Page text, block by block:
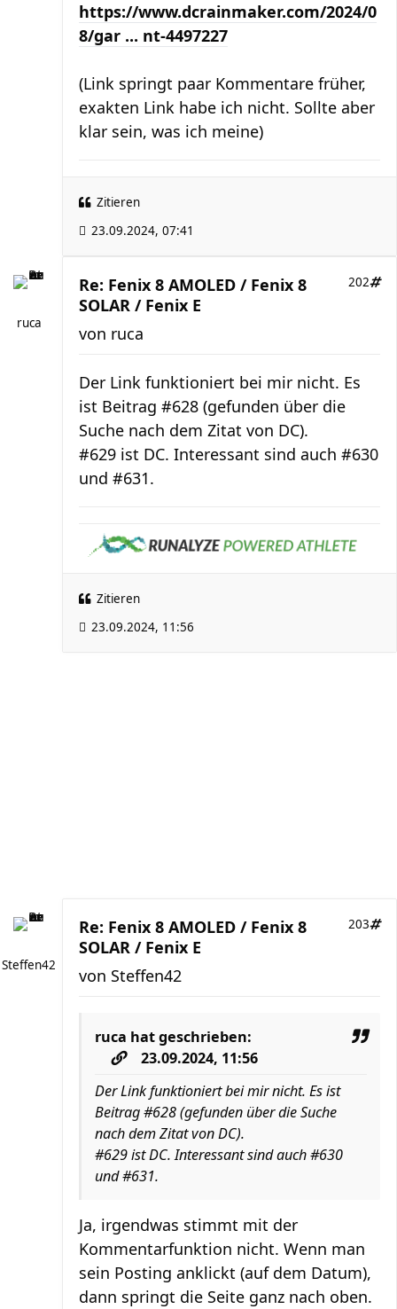
https://www.dcrainmaker.com/2024/0
8/gar ... nt-4497227
(Link springt paar Kommentare früher,
exakten Link habe ich nicht. Sollte aber
klar sein, was ich meine)
Zitieren
23.09.2024, 07:41
ruca
Re: Fenix 8 AMOLED / Fenix 8
SOLAR / Fenix E
202
von ruca
Der Link funktioniert bei mir nicht. Es
ist Beitrag #628 (gefunden über die
Suche nach dem Zitat von DC).
#629 ist DC. Interessant sind auch #630
und #631.
Zitieren
23.09.2024, 11:56
Steffen42
Re: Fenix 8 AMOLED / Fenix 8
SOLAR / Fenix E
203
von Steffen42
ruca hat geschrieben:
23.09.2024, 11:56
Der Link funktioniert bei mir nicht. Es ist
Beitrag #628 (gefunden über die Suche
nach dem Zitat von DC).
#629 ist DC. Interessant sind auch #630
und #631.
Ja, irgendwas stimmt mit der
Kommentarfunktion nicht. Wenn man
sein Posting anklickt (auf dem Datum),
dann springt die Seite ganz nach oben.